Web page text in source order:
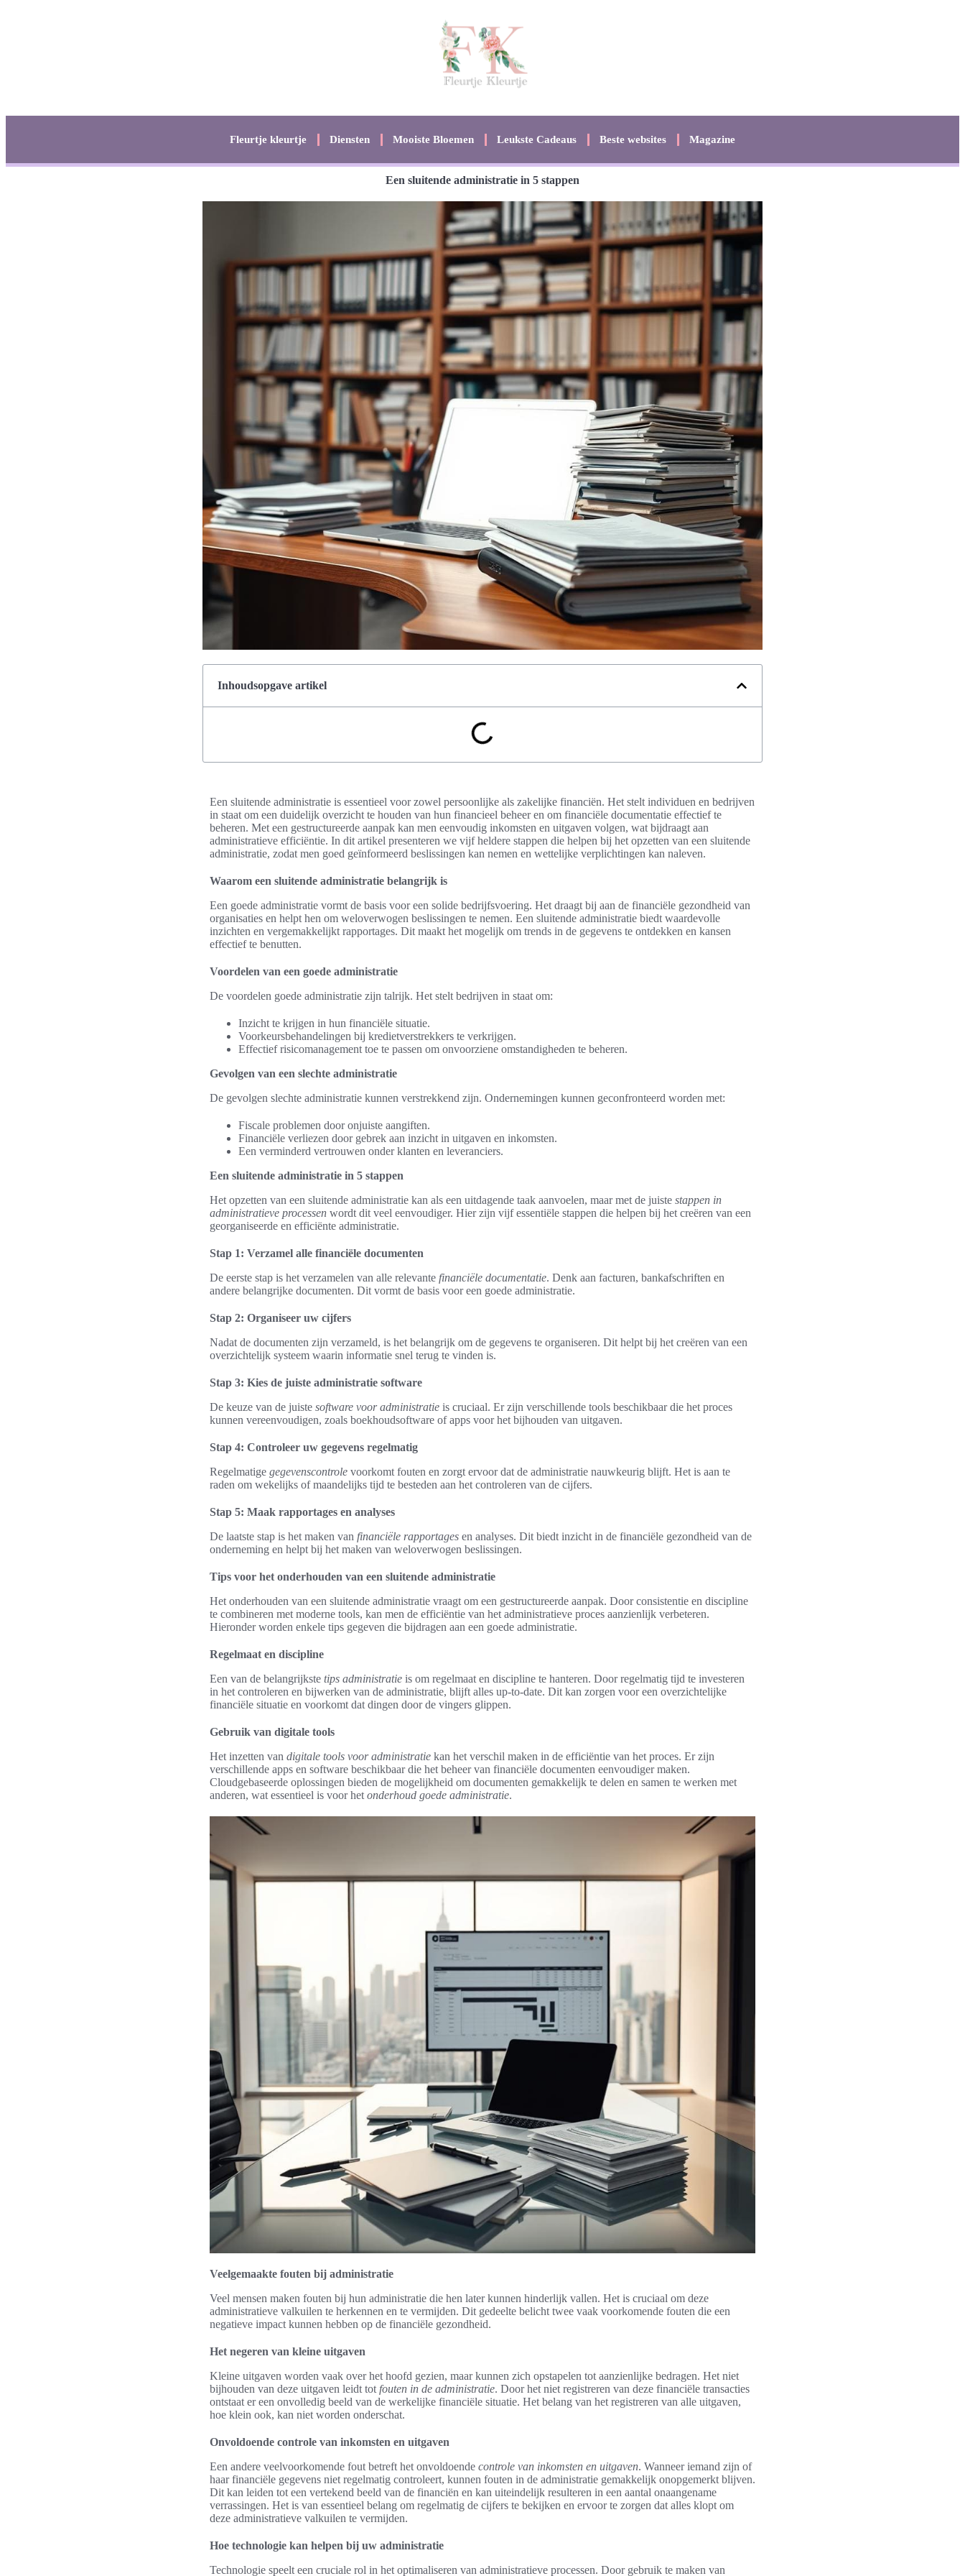
Fleurtje kleurtje Diensten Mooiste Bloemen Leukste Cadeaus Beste websites Magazine
Een sluitende administratie in 5 stappen
Inhoudsopgave artikel
Een sluitende administratie is essentieel voor zowel persoonlijke als zakelijke financiën. Het stelt individuen en bedrijven
in staat om een duidelijk overzicht te houden van hun financieel beheer en om financiële documentatie effectief te
beheren. Met een gestructureerde aanpak kan men eenvoudig inkomsten en uitgaven volgen, wat bijdraagt aan
administratieve efficiëntie. In dit artikel presenteren we vijf heldere stappen die helpen bij het opzetten van een sluitende
administratie, zodat men goed geïnformeerd beslissingen kan nemen en wettelijke verplichtingen kan naleven.
Waarom een sluitende administratie belangrijk is
Een goede administratie vormt de basis voor een solide bedrijfsvoering. Het draagt bij aan de financiële gezondheid van
organisaties en helpt hen om weloverwogen beslissingen te nemen. Een sluitende administratie biedt waardevolle
inzichten en vergemakkelijkt rapportages. Dit maakt het mogelijk om trends in de gegevens te ontdekken en kansen
effectief te benutten.
Voordelen van een goede administratie
De voordelen goede administratie zijn talrijk. Het stelt bedrijven in staat om:
Inzicht te krijgen in hun financiële situatie.
Voorkeursbehandelingen bij kredietverstrekkers te verkrijgen.
Effectief risicomanagement toe te passen om onvoorziene omstandigheden te beheren.
Gevolgen van een slechte administratie
De gevolgen slechte administratie kunnen verstrekkend zijn. Ondernemingen kunnen geconfronteerd worden met:
Fiscale problemen door onjuiste aangiften.
Financiële verliezen door gebrek aan inzicht in uitgaven en inkomsten.
Een verminderd vertrouwen onder klanten en leveranciers.
Een sluitende administratie in 5 stappen
Het opzetten van een sluitende administratie kan als een uitdagende taak aanvoelen, maar met de juiste stappen in
administratieve processen wordt dit veel eenvoudiger. Hier zijn vijf essentiële stappen die helpen bij het creëren van een
georganiseerde en efficiënte administratie.
Stap 1: Verzamel alle financiële documenten
De eerste stap is het verzamelen van alle relevante financiële documentatie. Denk aan facturen, bankafschriften en
andere belangrijke documenten. Dit vormt de basis voor een goede administratie.
Stap 2: Organiseer uw cijfers
Nadat de documenten zijn verzameld, is het belangrijk om de gegevens te organiseren. Dit helpt bij het creëren van een
overzichtelijk systeem waarin informatie snel terug te vinden is.
Stap 3: Kies de juiste administratie software
De keuze van de juiste software voor administratie is cruciaal. Er zijn verschillende tools beschikbaar die het proces
kunnen vereenvoudigen, zoals boekhoudsoftware of apps voor het bijhouden van uitgaven.
Stap 4: Controleer uw gegevens regelmatig
Regelmatige gegevenscontrole voorkomt fouten en zorgt ervoor dat de administratie nauwkeurig blijft. Het is aan te
raden om wekelijks of maandelijks tijd te besteden aan het controleren van de cijfers.
Stap 5: Maak rapportages en analyses
De laatste stap is het maken van financiële rapportages en analyses. Dit biedt inzicht in de financiële gezondheid van de
onderneming en helpt bij het maken van weloverwogen beslissingen.
Tips voor het onderhouden van een sluitende administratie
Het onderhouden van een sluitende administratie vraagt om een gestructureerde aanpak. Door consistentie en discipline
te combineren met moderne tools, kan men de efficiëntie van het administratieve proces aanzienlijk verbeteren.
Hieronder worden enkele tips gegeven die bijdragen aan een goede administratie.
Regelmaat en discipline
Een van de belangrijkste tips administratie is om regelmaat en discipline te hanteren. Door regelmatig tijd te investeren
in het controleren en bijwerken van de administratie, blijft alles up-to-date. Dit kan zorgen voor een overzichtelijke
financiële situatie en voorkomt dat dingen door de vingers glippen.
Gebruik van digitale tools
Het inzetten van digitale tools voor administratie kan het verschil maken in de efficiëntie van het proces. Er zijn
verschillende apps en software beschikbaar die het beheer van financiële documenten eenvoudiger maken.
Cloudgebaseerde oplossingen bieden de mogelijkheid om documenten gemakkelijk te delen en samen te werken met
anderen, wat essentieel is voor het onderhoud goede administratie.
Veelgemaakte fouten bij administratie
Veel mensen maken fouten bij hun administratie die hen later kunnen hinderlijk vallen. Het is cruciaal om deze
administratieve valkuilen te herkennen en te vermijden. Dit gedeelte belicht twee vaak voorkomende fouten die een
negatieve impact kunnen hebben op de financiële gezondheid.
Het negeren van kleine uitgaven
Kleine uitgaven worden vaak over het hoofd gezien, maar kunnen zich opstapelen tot aanzienlijke bedragen. Het niet
bijhouden van deze uitgaven leidt tot fouten in de administratie. Door het niet registreren van deze financiële transacties
ontstaat er een onvolledig beeld van de werkelijke financiële situatie. Het belang van het registreren van alle uitgaven,
hoe klein ook, kan niet worden onderschat.
Onvoldoende controle van inkomsten en uitgaven
Een andere veelvoorkomende fout betreft het onvoldoende controle van inkomsten en uitgaven. Wanneer iemand zijn of
haar financiële gegevens niet regelmatig controleert, kunnen fouten in de administratie gemakkelijk onopgemerkt blijven.
Dit kan leiden tot een vertekend beeld van de financiën en kan uiteindelijk resulteren in een aantal onaangename
verrassingen. Het is van essentieel belang om regelmatig de cijfers te bekijken en ervoor te zorgen dat alles klopt om
deze administratieve valkuilen te vermijden.
Hoe technologie kan helpen bij uw administratie
Technologie speelt een cruciale rol in het optimaliseren van administratieve processen. Door gebruik te maken van